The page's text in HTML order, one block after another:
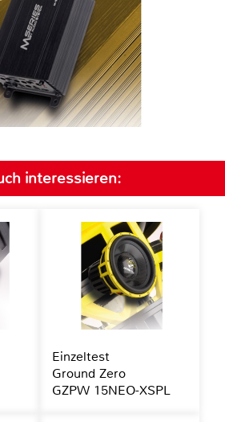
interessieren:
Einzeltest
Ground Zero
GZPW 15NEO-XSPL